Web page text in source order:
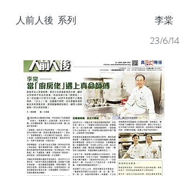
李棠
人前人後 系列
23/6/14